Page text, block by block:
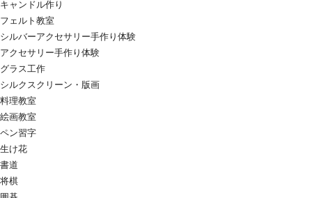
キャンドル作り
フェルト教室
シルバーアクセサリー手作り体験
アクセサリー手作り体験
グラス工作
シルクスクリーン・版画
料理教室
絵画教室
ペン習字
生け花
書道
将棋